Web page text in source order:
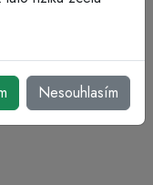
Nesouhlasím